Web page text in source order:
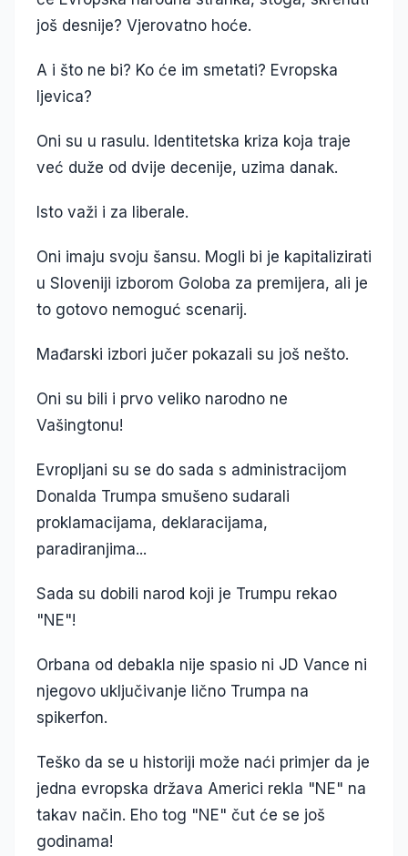
još desnije? Vjerovatno hoće.
A i što ne bi? Ko će im smetati? Evropska
ljevica?
Oni su u rasulu. Identitetska kriza koja traje
već duže od dvije decenije, uzima danak.
Isto važi i za liberale.
Oni imaju svoju šansu. Mogli bi je kapitalizirati
u Sloveniji izborom Goloba za premijera, ali je
to gotovo nemoguć scenarij.
Mađarski izbori jučer pokazali su još nešto.
Oni su bili i prvo veliko narodno ne
Vašingtonu!
Evropljani su se do sada s administracijom
Donalda Trumpa smušeno sudarali
proklamacijama, deklaracijama,
paradiranjima...
Sada su dobili narod koji je Trumpu rekao
"NE"!
Orbana od debakla nije spasio ni JD Vance ni
njegovo uključivanje lično Trumpa na
spikerfon.
Teško da se u historiji može naći primjer da je
jedna evropska država Americi rekla "NE" na
takav način. Eho tog "NE" čut će se još
godinama!